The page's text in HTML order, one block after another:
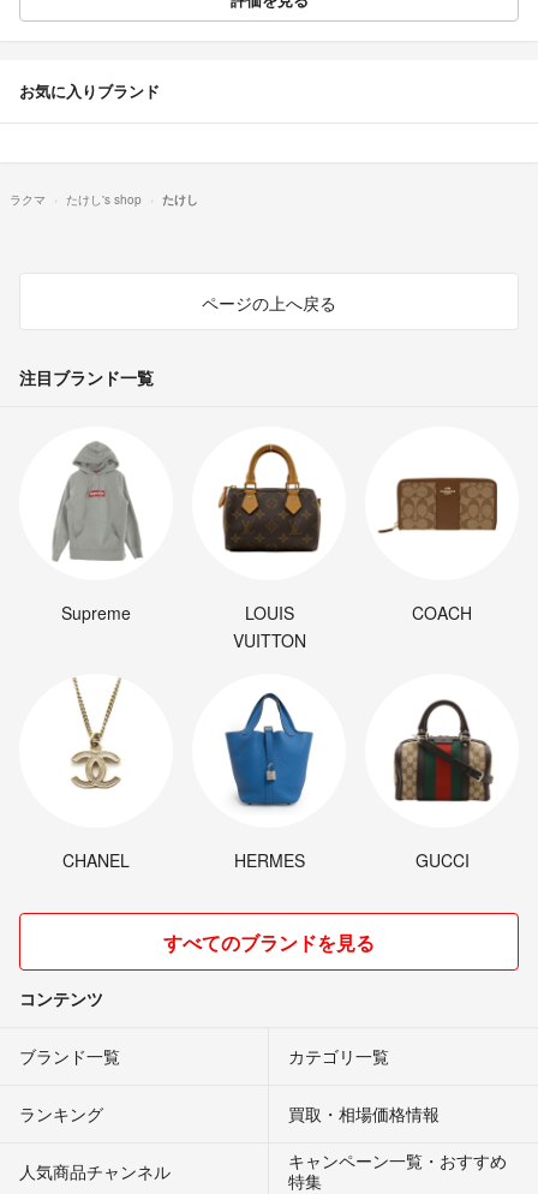
お気に入りブランド
ラクマ たけし's shop たけし
ページの上へ戻る
注目ブランド一覧
Supreme
LOUIS
VUITTON
COACH
CHANEL HERMES GUCCI
すべてのブランドを見る
コンテンツ
ブランド一覧 カテゴリ一覧
ランキング 買取・相場価格情報
人気商品チャンネル
キャンペーン一覧・おすすめ
特集